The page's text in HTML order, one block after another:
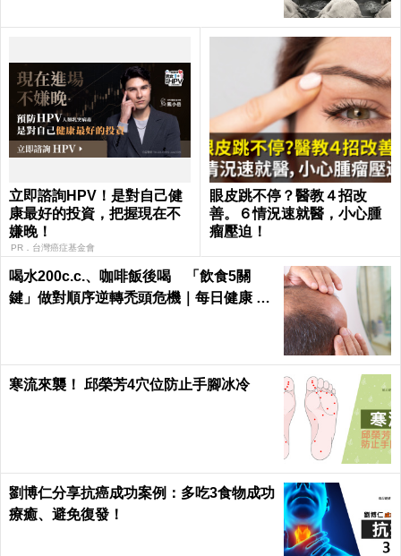
立即諮詢HPV！是對自己健
康最好的投資，把握現在不
嫌晚！
PR．台灣癌症基金會
眼皮跳不停？醫教４招改
善。６情況速就醫，小心腫
瘤壓迫！
喝水200c.c.、咖啡飯後喝 「飲食5關
鍵」做對順序逆轉禿頭危機｜每日健康 He
寒流來襲！ 邱榮芳4穴位防止手腳冰冷
劉博仁分享抗癌成功案例：多吃3食物成功
療癒、避免復發！